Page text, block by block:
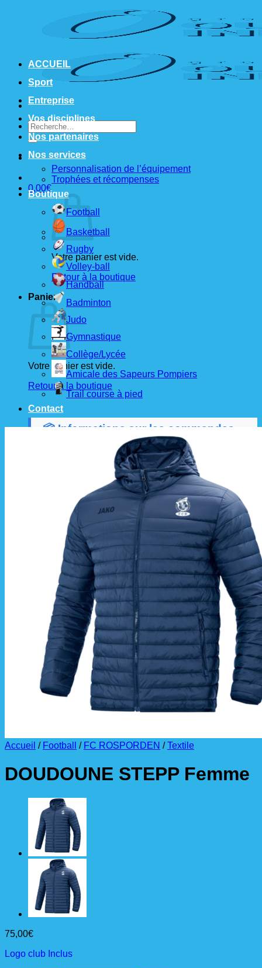
Recherche
pour :
0,00€
Votre panier est vide.
Retour à la boutique
Panier
Votre panier est vide.
Retour à la boutique
📦 Informations sur les commandes
Les commandes sont passéesles 1er et 15 de
auprès de nos fournisseurs.
À partir de ces dates, ledélai de livraison est
d'environ 3 semaines
La livraison est effectuée directement au club.
La commande est à récupérer auprès du
référent des équipements du club.
ACCUEIL
Sport
Entreprise
Vos disciplines
Nos partenaires
Nos services
Personnalisation de l’équipement
Trophées et récompenses
Boutique
Football
Basketball
Rugby
Volley-ball
Handball
Badminton
Judo
Gymnastique
Collège/Lycée
Amicale des Sapeurs Pompiers
Trail course à pied
Contact
Accueil / Football / FC ROSPORDEN / Textile
DOUDOUNE STEPP Femme
75,00€
Logo club Inclus